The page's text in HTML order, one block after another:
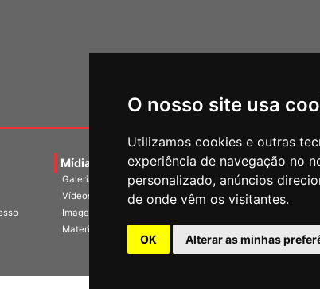
O nosso site usa
Utilizamos cookies e outras
experiência de navegação no
personalizado, anúncios
de onde vêm os visitantes.
OK Alterar as minhas
Mídias
Galerias
Vídeos
Imagens
Materiais
Agenda Notícias